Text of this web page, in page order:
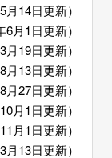
月14日更新）
6月1日更新）
月19日更新）
月13日更新）
月27日更新）
月1日更新）
月1日更新）
月13日更新）